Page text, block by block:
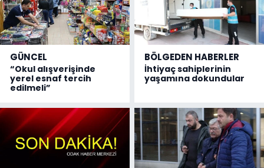
GÜNCEL
“Okul alışverişinde
yerel esnaf tercih
edilmeli”
BÖLGEDEN HABERLER
İhtiyaç sahiplerinin
yaşamına dokundular